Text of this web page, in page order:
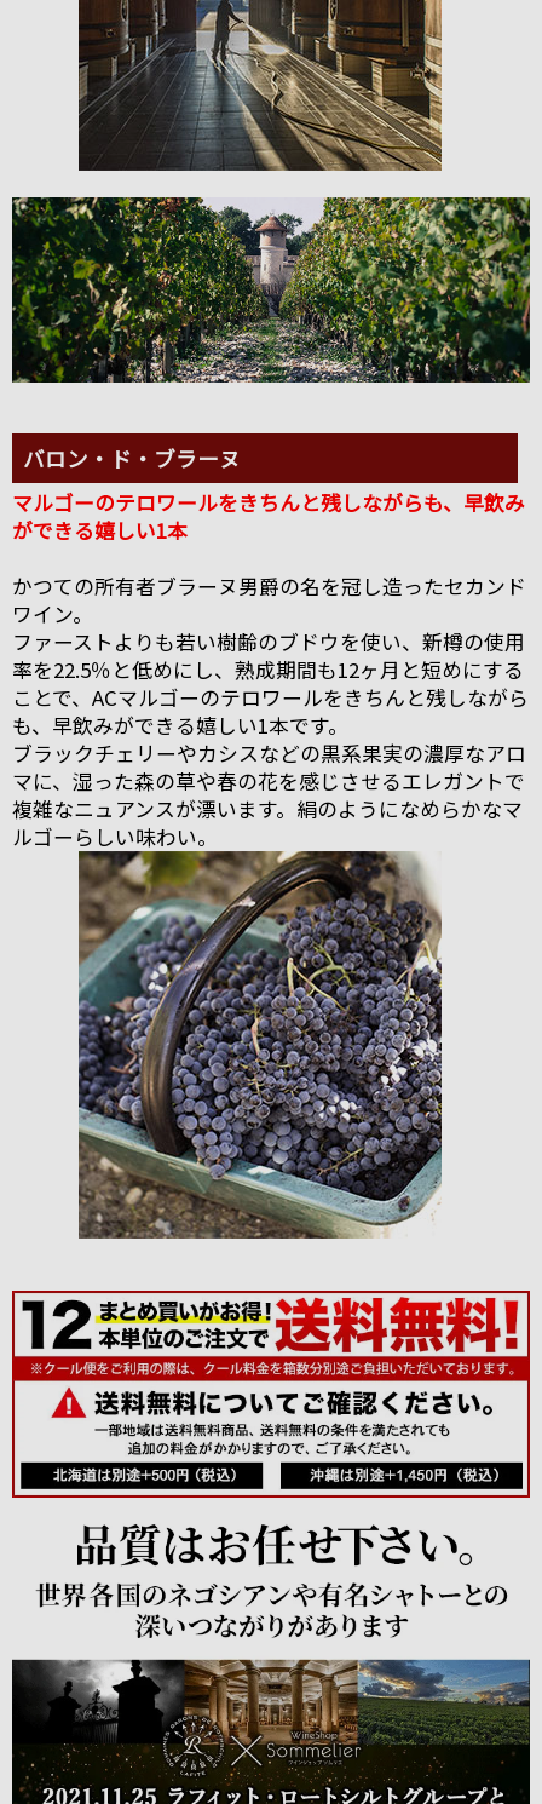
バロン・ド・ブラーヌ
マルゴーのテロワールをきちんと残しながらも、早飲み
ができる嬉しい1本
かつての所有者ブラーヌ男爵の名を冠し造ったセカンド
ワイン。
ファーストよりも若い樹齢のブドウを使い、新樽の使用
率を22.5％と低めにし、熟成期間も12ヶ月と短めにする
ことで、ACマルゴーのテロワールをきちんと残しながら
も、早飲みができる嬉しい1本です。
ブラックチェリーやカシスなどの黒系果実の濃厚なアロ
マに、湿った森の草や春の花を感じさせるエレガントで
複雑なニュアンスが漂います。絹のようになめらかなマ
ルゴーらしい味わい。